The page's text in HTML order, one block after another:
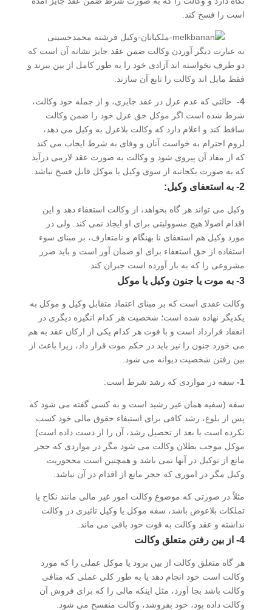
است را فسخ کند.
به عبارت دیگر آوردن وکالت ضمن عقد جایز نشانه آن است که
دو طرف نخواسته اند آزادی خود را به طور کامل از بین ببرند و
فقط مایل اند وکالت را تابع آن سازند.
4- حالتی که عدم عزل در عقد جایزی، و از جمله خود وکالت،
شرط شده است.اگر موکل حق عزل خود را ضمن وکالت
ساقط کند و اعلام دارد که وکالت بلاعزل به وکیل می دهد،
لزوم احترام به خواست آنان و وفای به شرط ایجاب می کند
که از مفاد آن پیروی شود و وکالت به صورت عقد لازمی درآید
که به صورت یکجانبه از سوی وکیل یا موکل قابل فسخ نباشد.
2- به استعفای وکیل:
وکیل می تواند هر گاه بخواهد، از وکالت استعفاء دهد و این
اقدام اصولا هیچ مسوولیتی برای او ایجاد نمی کند. ولی در
مورد وکیل هم استعفای نا بهنگام و نامتعارف، بر مبنای سوء
استفاده از حق استعفاء برای او ضمان آور است و باید ضرر
مشروعی را که به بار آورده است جبران کند
3- به موت یا جنون وکیل یا موکل
وکالت عقدی است که بر مبنای اعتماد متقابل وکیل و موکل به
یکدیگر نهاده شده است؛ شخصیت هر کدام انگیزه دیگری در
انعقاد قرارداد است و با فوت هر کدام یکی از ارکان عقد به هم
می خورد.جنون را نیز باید در حکم موت قرار داد، زیرا باعث از
بین رفتن شخصیت دیوانه می شود.
1- سفه در مواردی که رشد شرط است:
سفه (سفیه همان غیر رشید است و به کسی گفته می شود که
پس از بلوغ، رشد کافی برای استیفاء حقوق مالی خود کسب
نکرده است یا بعد از تحصیل رشد، آن را از دست داده است)
موکل موجب بطلان وکالت می شود مگر در مواردی که حجر
مانع از توکیل در آنها نمی باشد و همچنین است محجوریت
وکیل مگر در اموری که حجر مانع از اقدام در آن نباشد.
مثلاً در صورتی که موضوع وکالت امور غیر مالی مانند نکاح یا
تملکات بلاعوض باشد، سفه موکل یا وکیل تاثیری در وکالت
نداشته و عقد وکالت به قوت خود باقی می ماند.
4- از بین رفتن متعلق وکالت
هر گاه متعلق وکالت از بین برود یا موکل عملی را که مورد
وکالت است خود انجام دهد یا به طور کلی عملی که منافی
وکالت باشد بجا آورد، مثل اینکه مالی را که برای فروش آن
وکالت داده بود، خود بفروشد، وکالت منفسخ می شود.